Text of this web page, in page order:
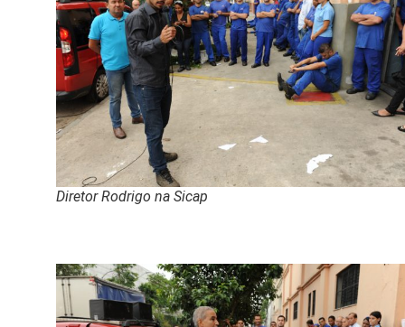
Diretor Rodrigo na Sicap